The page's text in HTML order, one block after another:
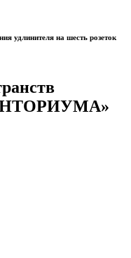
удлинителя на шесть розеток